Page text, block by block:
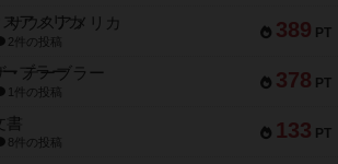
389 PT
サウスアメリカ
2件の投稿
378 PT
・テーブラー
1件の投稿
133 PT
書
8件の投稿